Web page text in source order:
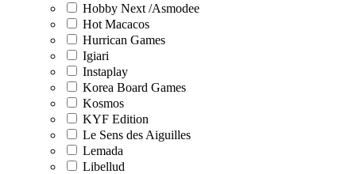
Hobby Next /Asmodee
Hot Macacos
Hurrican Games
Igiari
Instaplay
Korea Board Games
Kosmos
KYF Edition
Le Sens des Aiguilles
Lemada
Libellud